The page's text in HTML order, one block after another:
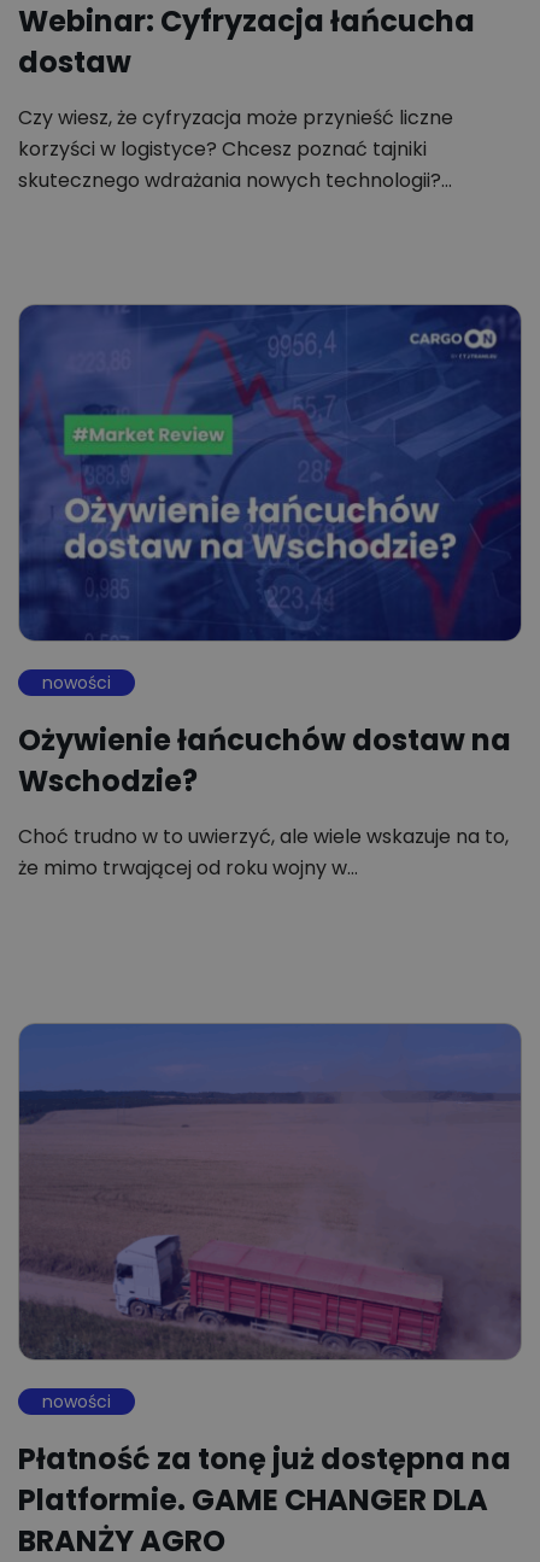
Webinar: Cyfryzacja łańcucha
dostaw
Czy wiesz, że cyfryzacja może przynieść liczne
korzyści w logistyce? Chcesz poznać tajniki
skutecznego wdrażania nowych technologii?…
nowości
Ożywienie łańcuchów dostaw na
Wschodzie?
Choć trudno w to uwierzyć, ale wiele wskazuje na to,
że mimo trwającej od roku wojny w…
nowości
Płatność za tonę już dostępna na
Platformie. GAME CHANGER DLA
BRANŻY AGRO